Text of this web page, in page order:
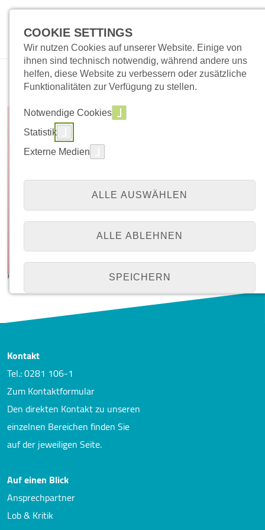
QZ 2/23
04. Mai 2023
Online
Thema: Neue AGO-Empfehlungen, was ist relevant für die
Praxis? Diagnostisch, therapeutisch, nachsorgetechnisch?
Kontakt
Tel.: 0281 106-1
Zum Kontaktformular
Den direkten Kontakt zu unseren
einzelnen Bereichen finden Sie
auf der jeweiligen Seite.
Auf einen Blick
Ansprechpartner
Lob & Kritik
COOKIE SETTINGS
Wir nutzen Cookies auf unserer Website. Einige von
ihnen sind technisch notwendig, während andere uns
helfen, diese Website zu verbessern oder zusätzliche
Funktionalitäten zur Verfügung zu stellen.
Notwendige Cookies
Statistik
Externe Medien
ALLE AUSWÄHLEN
ALLE ABLEHNEN
SPEICHERN
NOTWENDIGE COOKIES
Funktionen und sind für die einwandfreie Funktion
der Website erforderlich.
Name:
Zweck:
Cookie Laufzeit: